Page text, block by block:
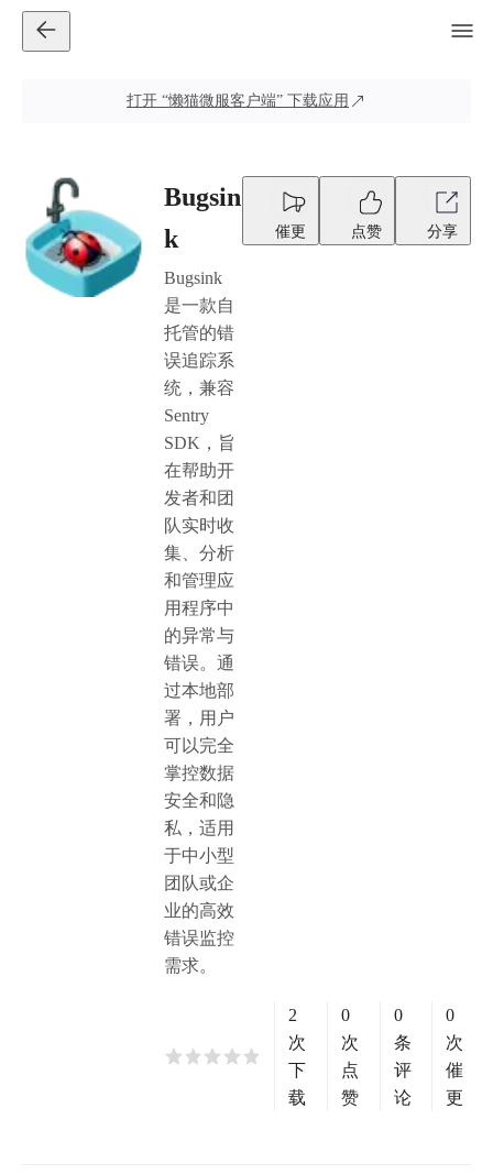
打开 “懒猫微服客户端” 下载应用
Bugsin
k
Bugsink
是一款自
托管的错
误追踪系
统，兼容
Sentry
SDK，旨
在帮助开
发者和团
队实时收
集、分析
和管理应
用程序中
的异常与
错误。通
过本地部
署，用户
可以完全
掌控数据
安全和隐
私，适用
于中小型
团队或企
业的高效
错误监控
需求。
催更 点赞 分享
2
次
下
载
0
次
点
赞
0
条
评
论
0
次
催
更